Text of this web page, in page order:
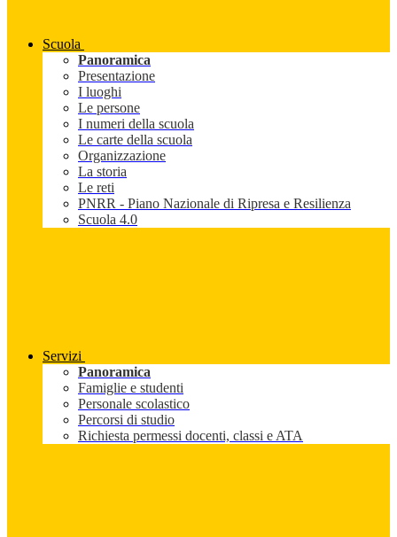
Scuola
Panoramica
Presentazione
I luoghi
Le persone
I numeri della scuola
Le carte della scuola
Organizzazione
La storia
Le reti
PNRR - Piano Nazionale di Ripresa e Resilienza
Scuola 4.0
Servizi
Panoramica
Famiglie e studenti
Personale scolastico
Percorsi di studio
Richiesta permessi docenti, classi e ATA